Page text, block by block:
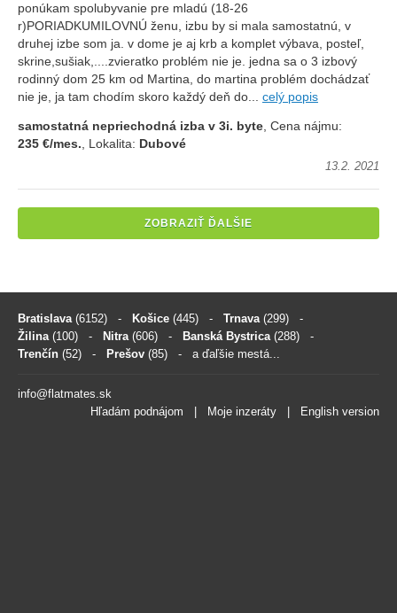
ponúkam spolubyvanie pre mladú (18-26
r)PORIADKUMILOVNÚ ženu, izbu by si mala samostatnú, v
druhej izbe som ja. v dome je aj krb a komplet výbava, posteľ,
skrine,sušiak,....zvieratko problém nie je. jedna sa o 3 izbový
rodinný dom 25 km od Martina, do martina problém dochádzať
nie je, ja tam chodím skoro každý deň do... celý popis
samostatná nepriechodná izba v 3i. byte, Cena nájmu:
235 €/mes., Lokalita: Dubové
13.2. 2021
ZOBRAZIŤ ĎALŠIE
Bratislava (6152) - Košice (445) - Trnava (299) -
Žilina (100) - Nitra (606) - Banská Bystrica (288) -
Trenčín (52) - Prešov (85) - a ďaľšie mestá...
info@flatmates.sk
Hľadám podnájom
Moje inzeráty English version